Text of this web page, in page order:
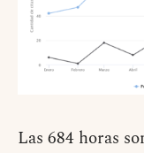
Las 684 horas